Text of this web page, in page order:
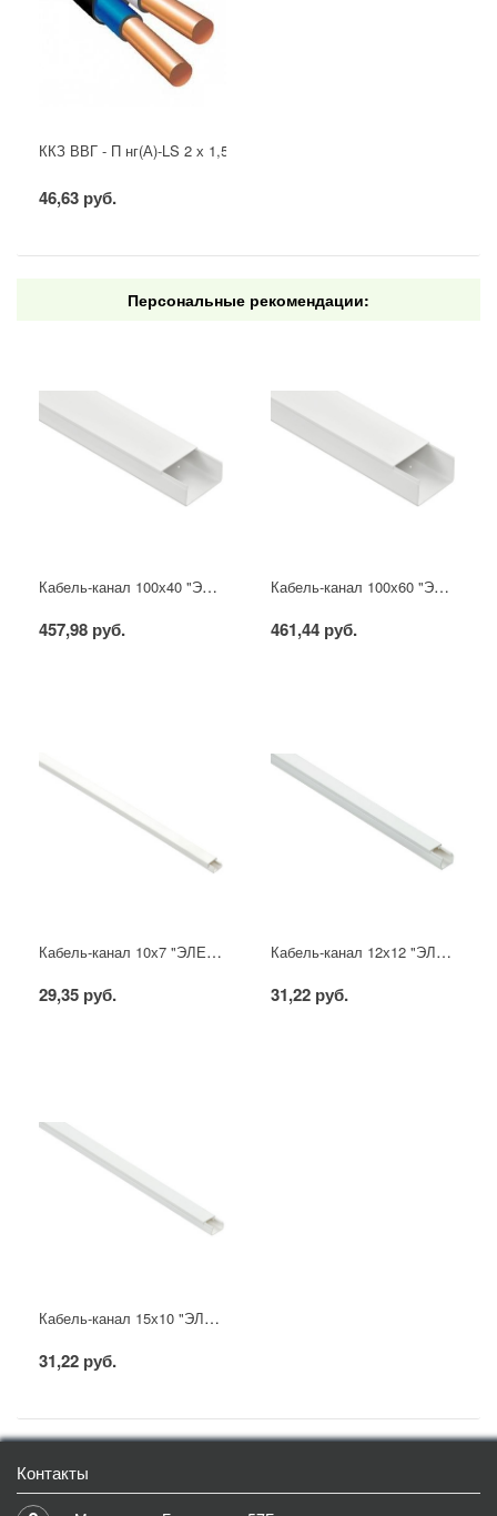
ККЗ ВВГ - П нг(А)-LS 2 х 1,5 ГОСТ
46,63 руб.
Персональные рекомендации:
Кабель-канал 100х40 "ЭЛЕКОР" белый (8м) IEK
457,98 руб.
Кабель-канал 100х60 "ЭЛЕКОР" белый (8м) IEK
461,44 руб.
Кабель-канал 10х7 "ЭЛЕКОР" белый (200м) IEK
29,35 руб.
Кабель-канал 12х12 "ЭЛЕКОР" белый (120м) IEK
31,22 руб.
Кабель-канал 15х10 "ЭЛЕКОР" белый (144м) IEK
31,22 руб.
Контакты